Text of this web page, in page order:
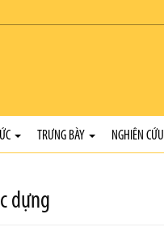
TRƯNG BÀY NGHIÊN CỨU
dựng